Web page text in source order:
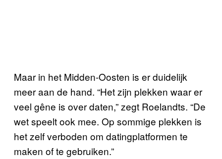
Maar in het Midden-Oosten is er duidelijk
meer aan de hand. “Het zijn plekken waar er
veel gêne is over daten,” zegt Roelandts. “De
wet speelt ook mee. Op sommige plekken is
het zelf verboden om datingplatformen te
maken of te gebruiken.”